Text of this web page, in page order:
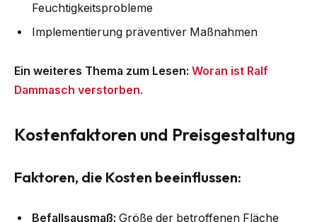
Feuchtigkeitsprobleme
Implementierung präventiver Maßnahmen
Ein weiteres Thema zum Lesen: Woran ist Ralf
Dammasch verstorben.
Kostenfaktoren und Preisgestaltung
Faktoren, die Kosten beeinflussen:
Befallsausmaß: Größe der betroffenen Fläche